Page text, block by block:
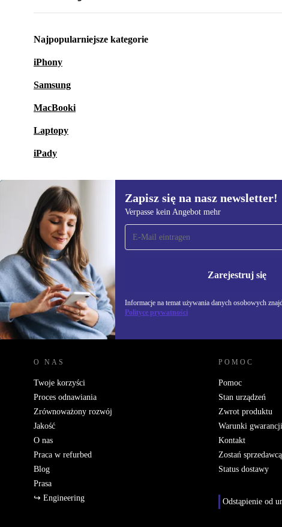
Najpopularniejsze kategorie
iPhony
Samsung
MacBooki
Laptopy
iPady
Zapisz się na nasz newsletter!
Verpasse kein Angebot mehr
Zarejestruj się
Informacje na temat używania danych osobowych
Polityce prywatności
Zapisz się na nasz
newsletter!
Nie przegap żadnej oferty.
Informacje na temat
Polityce prywatności
REFURBED POLSKA - RETHINK NEW.
O NAS
Twoje korzyści
Proces odnawiania
Zrównoważony rozwój
Jakość
O nas
Praca w refurbed
Blog
Prasa
↪ Engineering
POMOC
Pomoc
Stan urządzeń
Zwrot produktu
Warunki gwarancji
Kontakt
Zostań sprzedawcą
Status dostawy
Odstąpienie od